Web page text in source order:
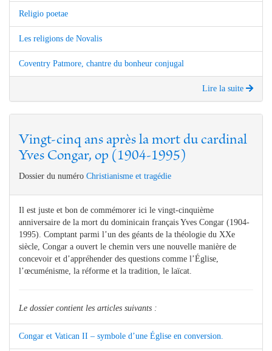
Religio poetae
Les religions de Novalis
Coventry Patmore, chantre du bonheur conjugal
Lire la suite
Vingt-cinq ans après la mort du cardinal
Yves Congar, op (1904-1995)
Dossier du numéro Christianisme et tragédie
Il est juste et bon de commémorer ici le vingt-cinquième
anniversaire de la mort du dominicain français Yves Congar (1904-
1995). Comptant parmi l’un des géants de la théologie du XXe
siècle, Congar a ouvert le chemin vers une nouvelle manière de
concevoir et d’appréhender des questions comme l’Église,
l’œcuménisme, la réforme et la tradition, le laïcat.
Le dossier contient les articles suivants :
Congar et Vatican II – symbole d’une Église en conversion.